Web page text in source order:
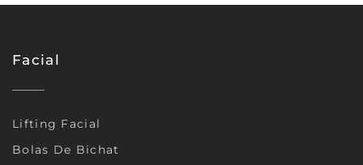
Facial
Lifting Facial
Bolas De Bichat